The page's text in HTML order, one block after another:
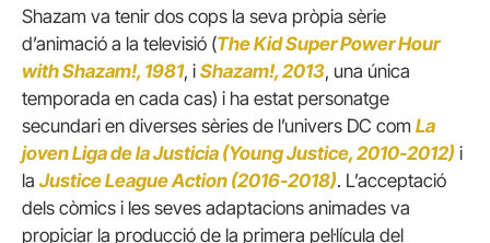
Shazam va tenir dos cops la seva pròpia sèrie
d’animació a la televisió (The Kid Super Power Hour
with Shazam!, 1981, i Shazam!, 2013, una única
temporada en cada cas) i ha estat personatge
secundari en diverses sèries de l’univers DC com La
joven Liga de la Justicia (Young Justice, 2010-2012) i
laJustice League Action (2016-2018). L’acceptació
dels còmics i les seves adaptacions animades va
propiciar la producció de la primera pel·lícula del